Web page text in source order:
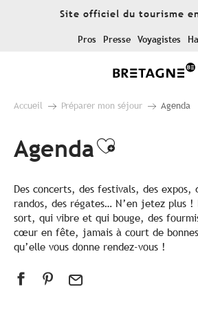
Site officiel du tourisme
Pros Presse Voyagistes
Accueil Préparer mon séjour Agenda
AgendaAjouter
Des concerts, des festivals, des expos,
randos, des régates… N’en jetez plus !
sort, qui vibre et qui bouge, des
cœur en fête, jamais à court de
qu’elle vous donne rendez-vous !